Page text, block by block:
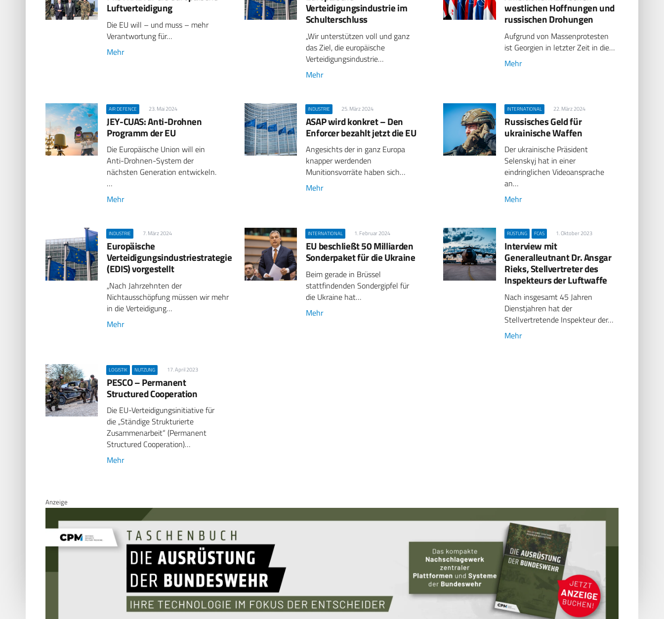
Luftverteidigung
Die EU will – und muss – mehr
Verantwortung für…
Mehr
Verteidigungsindustrie im
Schulterschluss
„Wir unterstützen voll und ganz
das Ziel, die europäische
Verteidigungsindustrie…
Mehr
westlichen Hoffnungen und
russischen Drohungen
Aufgrund von Massenprotesten
ist Georgien in letzter Zeit in die…
Mehr
AIR DEFENCE 23. Mai 2024
JEY-CUAS: Anti-Drohnen
Programm der EU
Die Europäische Union will ein
Anti-Drohnen-System der
nächsten Generation entwickeln.
…
Mehr
INDUSTRIE 25. März 2024
ASAP wird konkret – Den
Enforcer bezahlt jetzt die EU
Angesichts der in ganz Europa
knapper werdenden
Munitionsvorräte haben sich…
Mehr
INTERNATIONAL 22. März 2024
Russisches Geld für
ukrainische Waffen
Der ukrainische Präsident
Selenskyj hat in einer
eindringlichen Videoansprache
an…
Mehr
INDUSTRIE 7. März 2024
Europäische
Verteidigungsindustriestrategie
(EDIS) vorgestellt
„Nach Jahrzehnten der
Nichtausschöpfung müssen wir mehr
in die Verteidigung…
Mehr
INTERNATIONAL 1. Februar 2024
EU beschließt 50 Milliarden
Sonderpaket für die Ukraine
Beim gerade in Brüssel
stattfindenden Sondergipfel für
die Ukraine hat…
Mehr
RÜSTUNG FCAS 1. Oktober 2023
Interview mit
Generalleutnant Dr. Ansgar
Rieks, Stellvertreter des
Inspekteurs der Luftwaffe
Nach insgesamt 45 Jahren
Dienstjahren hat der
Stellvertretende Inspekteur der…
Mehr
LOGISTIK NUTZUNG 17. April 2023
PESCO – Permanent
Structured Cooperation
Die EU-Verteidigungsinitiative für
die „Ständige Strukturierte
Zusammenarbeit“ (Permanent
Structured Cooperation)…
Mehr
Anzeige